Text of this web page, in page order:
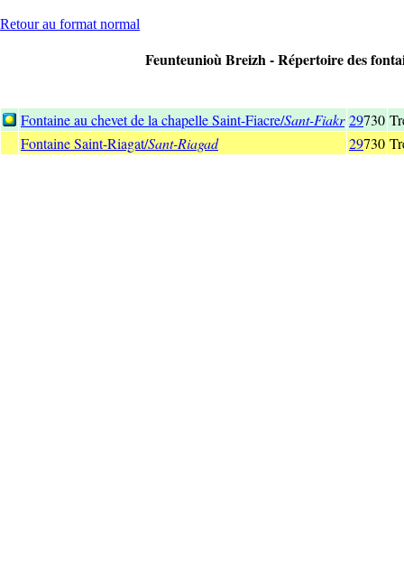
Retour au format normal
Feunteunioù Breizh - Répertoire des
Fontaine au chevet de la chapelle Saint-Fiacre/Sant-Fiakr 29730
Fontaine Saint-Riagat/Sant-Riagad 29730